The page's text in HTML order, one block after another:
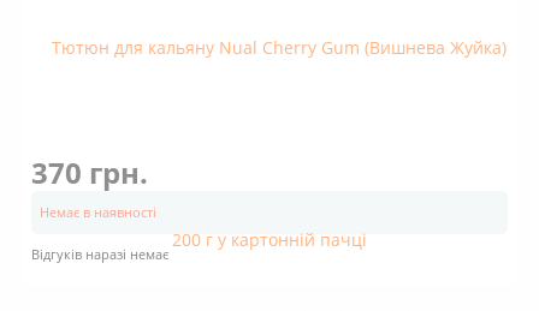
370 грн.
Немає в наявності
Відгуків наразі немає